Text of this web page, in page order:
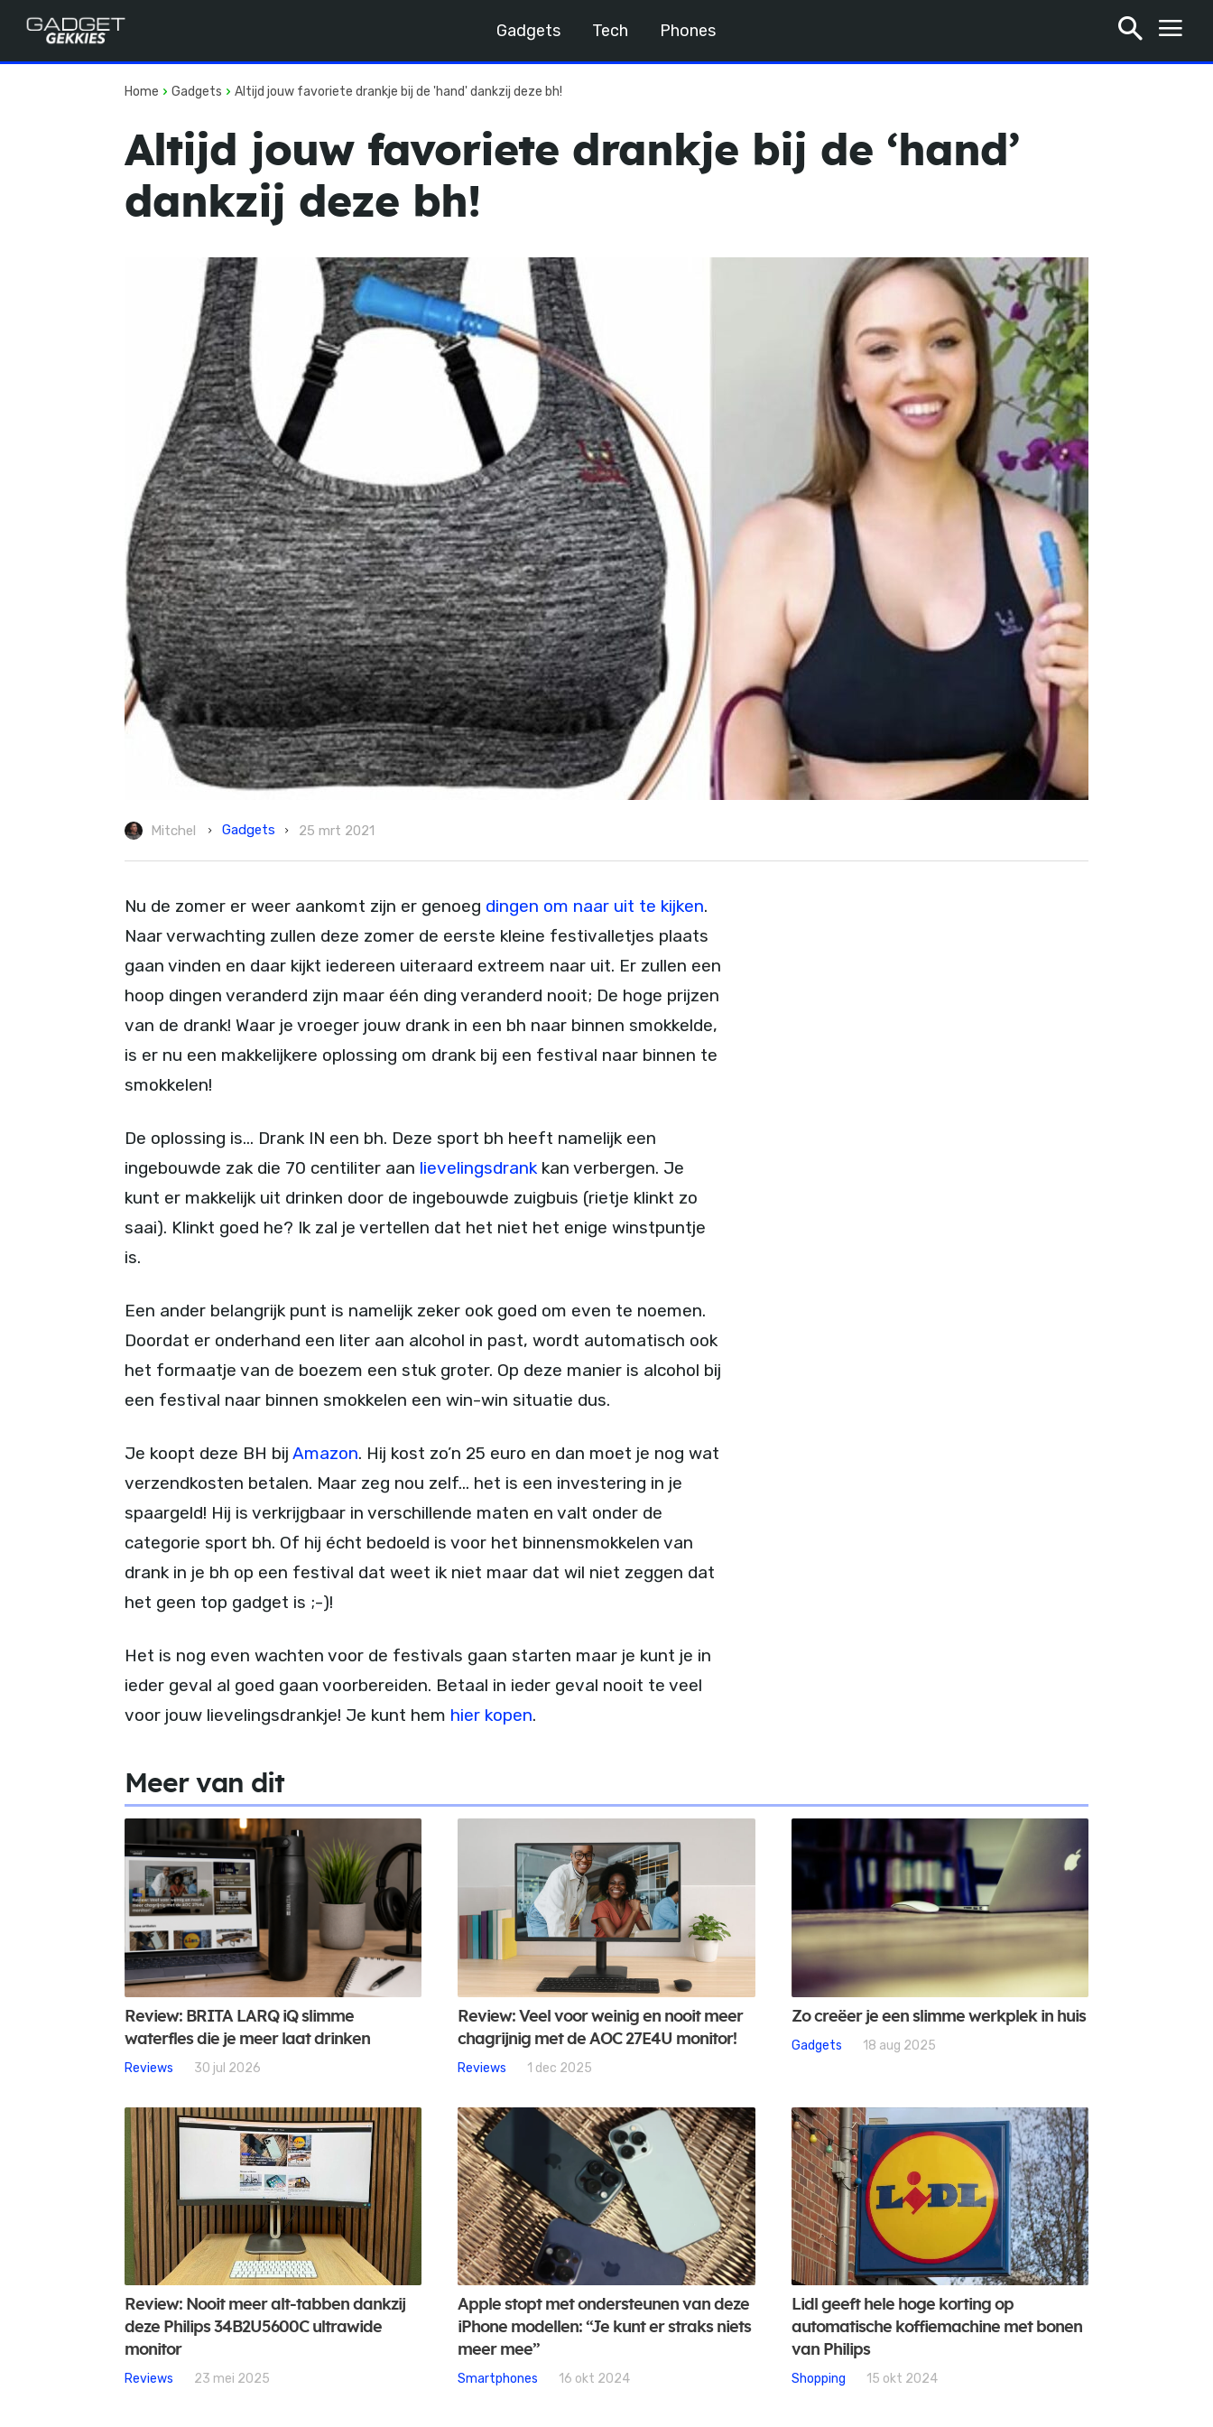
Gadgets Tech Phones
Home Gadgets Altijd jouw favoriete drankje bij de 'hand' dankzij deze bh!
Altijd jouw favoriete drankje bij de ‘hand’
dankzij deze bh!
Mitchel Gadgets 25 mrt 2021
Nu de zomer er weer aankomt zijn er genoeg dingen om naar uit te kijken.
Naar verwachting zullen deze zomer de eerste kleine festivalletjes plaats
gaan vinden en daar kijkt iedereen uiteraard extreem naar uit. Er zullen een
hoop dingen veranderd zijn maar één ding veranderd nooit; De hoge prijzen
van de drank! Waar je vroeger jouw drank in een bh naar binnen smokkelde,
is er nu een makkelijkere oplossing om drank bij een festival naar binnen te
smokkelen!
De oplossing is… Drank IN een bh. Deze sport bh heeft namelijk een
ingebouwde zak die 70 centiliter aan lievelingsdrank kan verbergen. Je
kunt er makkelijk uit drinken door de ingebouwde zuigbuis (rietje klinkt zo
saai). Klinkt goed he? Ik zal je vertellen dat het niet het enige winstpuntje
is.
Een ander belangrijk punt is namelijk zeker ook goed om even te noemen.
Doordat er onderhand een liter aan alcohol in past, wordt automatisch ook
het formaatje van de boezem een stuk groter. Op deze manier is alcohol bij
een festival naar binnen smokkelen een win-win situatie dus.
Je koopt deze BH bij Amazon. Hij kost zo’n 25 euro en dan moet je nog wat
verzendkosten betalen. Maar zeg nou zelf… het is een investering in je
spaargeld! Hij is verkrijgbaar in verschillende maten en valt onder de
categorie sport bh. Of hij écht bedoeld is voor het binnensmokkelen van
drank in je bh op een festival dat weet ik niet maar dat wil niet zeggen dat
het geen top gadget is ;-)!
Het is nog even wachten voor de festivals gaan starten maar je kunt je in
ieder geval al goed gaan voorbereiden. Betaal in ieder geval nooit te veel
voor jouw lievelingsdrankje! Je kunt hem hier kopen.
Meer van dit
Review: BRITA LARQ iQ slimme
waterfles die je meer laat drinken
Reviews 30 jul 2026
Review: Veel voor weinig en nooit meer
chagrijnig met de AOC 27E4U monitor!
Reviews 1 dec 2025
Zo creëer je een slimme werkplek in huis
Gadgets 18 aug 2025
Review: Nooit meer alt-tabben dankzij
deze Philips 34B2U5600C ultrawide
monitor
Reviews 23 mei 2025
Apple stopt met ondersteunen van deze
iPhone modellen: “Je kunt er straks niets
meer mee”
Smartphones 16 okt 2024
Lidl geeft hele hoge korting op
automatische koffiemachine met bonen
van Philips
Shopping 15 okt 2024